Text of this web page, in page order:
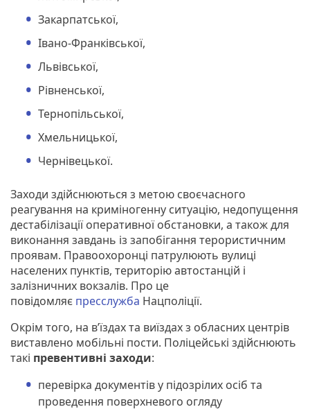
Закарпатської,
Івано-Франківської,
Львівської,
Рівненської,
Тернопільської,
Хмельницької,
Чернівецької.
Заходи здійснюються з метою своєчасного
реагування на криміногенну ситуацію, недопущення
дестабілізації оперативної обстановки, а також для
виконання завдань із запобігання терористичним
проявам. Правоохоронці патрулюють вулиці
населених пунктів, територію автостанцій і
залізничних вокзалів. Про це
повідомляє пресслужба Нацполіції.
Окрім того, на в’їздах та виїздах з обласних центрів
виставлено мобільні пости. Поліцейські здійснюють
такі превентивні заходи:
перевірка документів у підозрілих осіб та
проведення поверхневого огляду